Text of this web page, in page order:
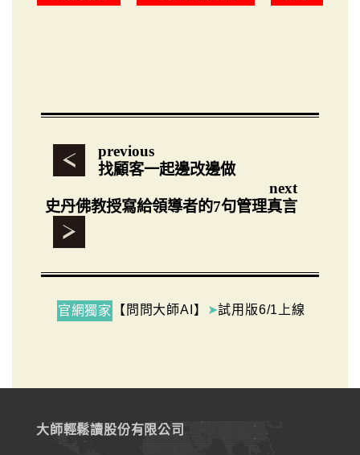
previous
找顧客一起邊改邊做
next
史丹佛教授寫給領導者的7句管理真言
官網獨家 【問問大師AI】 ➤試用版6/1上線
大師輕鬆讀股份有限公司